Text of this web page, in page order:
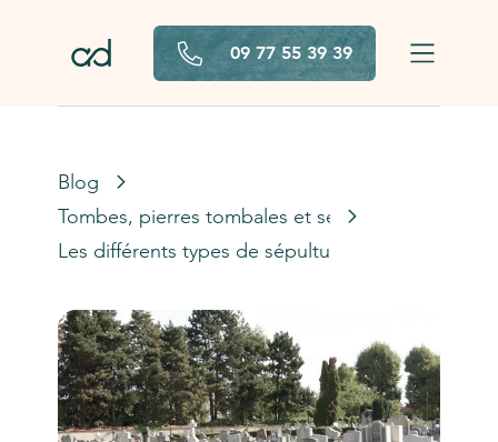
09 77 55 39 39
Blog
Tombes, pierres tombales et sépultures
Les différents types de sépultures